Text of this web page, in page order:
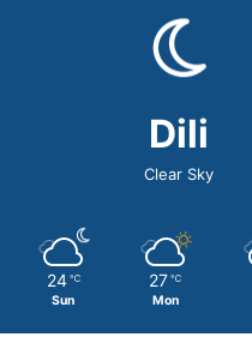
Dili
Clear Sky
24 ℃
Sun
27 ℃
Mon